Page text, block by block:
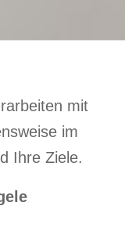
mit
im
Ihre Ziele.